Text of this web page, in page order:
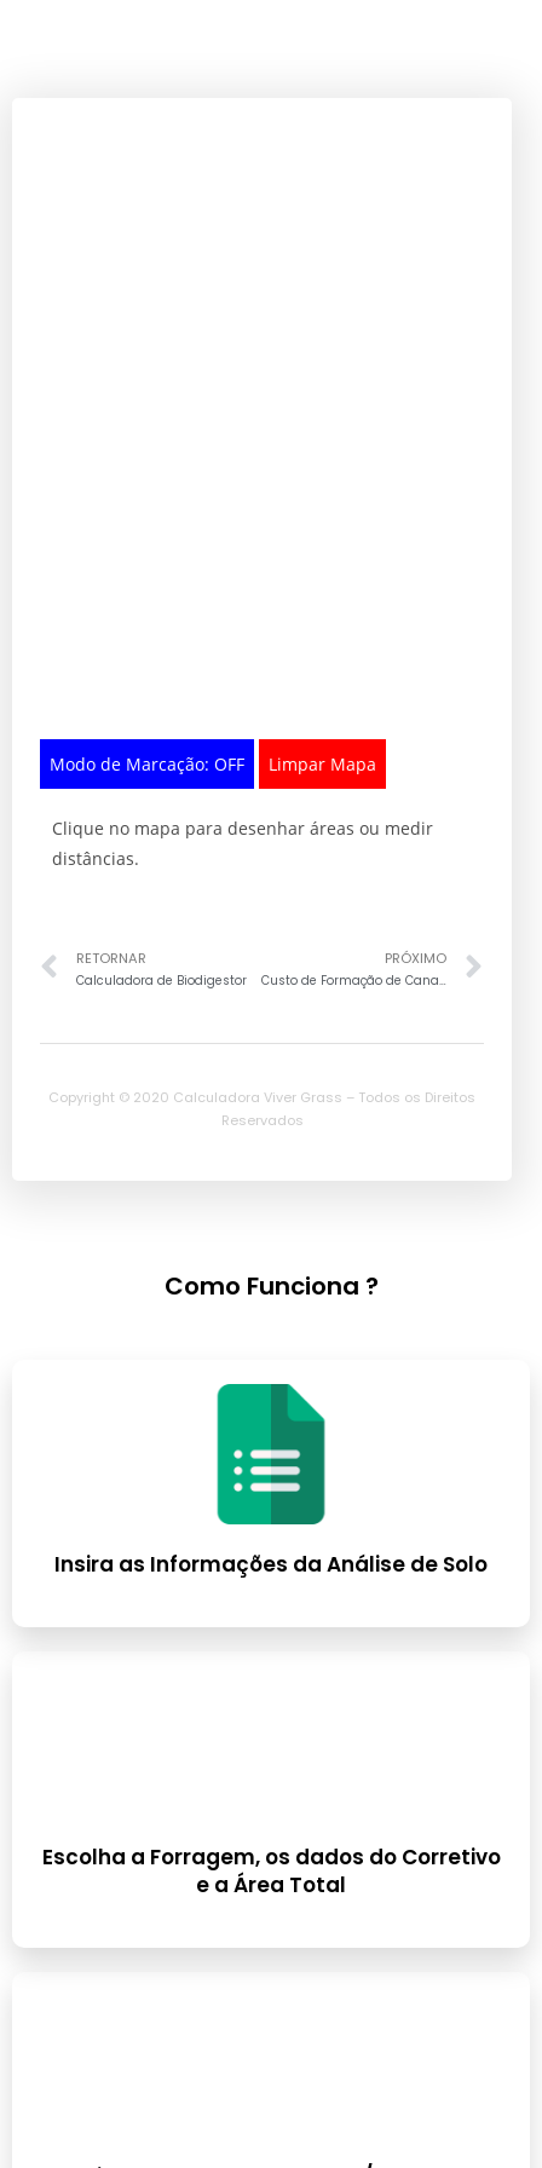
Modo de Marcação: OFF Limpar Mapa
Clique no mapa para desenhar áreas ou medir
distâncias.
RETORNAR
Calculadora de Biodigestor
PRÓXIMO
Copyright © 2020 Calculadora Viver Grass – Todos os Direitos
Reservados
Como Funciona ?
Insira as Informações da Análise de Solo
Escolha a Forragem, os dados do Corretivo
e a Área Total